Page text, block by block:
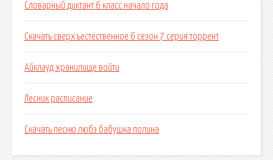
Словарный диктант 6 класс начало года
Скачать сверхъестественное 6 сезон 7 серия торрент
Айклауд хранилище войти
Лесник расписание
Скачать песню любэ бабушка полина